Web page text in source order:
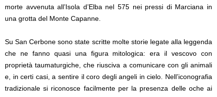
morte avvenuta all’Isola d’Elba nel 575 nei pressi di Marciana in
una grotta del Monte Capanne.
Su San Cerbone sono state scritte molte storie legate alla leggenda
che ne fanno quasi una figura mitologica: era il vescovo con
proprietà taumaturgiche, che riusciva a comunicare con gli animali
e, in certi casi, a sentire il coro degli angeli in cielo. Nell’iconografia
tradizionale si riconosce facilmente per la presenza delle oche ai